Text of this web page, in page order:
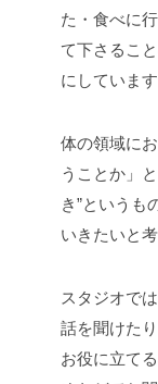
た・食べに
て下さるこ
にしています
体の領域に
うことか」
き”というも
いきたいと
スタジオで
話を聞けた
お役に立て